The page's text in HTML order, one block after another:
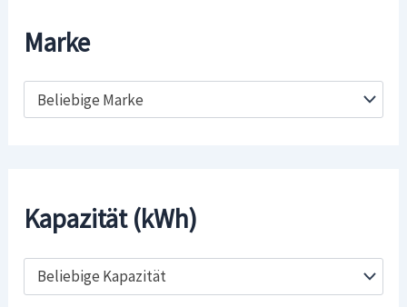
Marke
Beliebige Marke
Kapazität (kWh)
Beliebige Kapazität